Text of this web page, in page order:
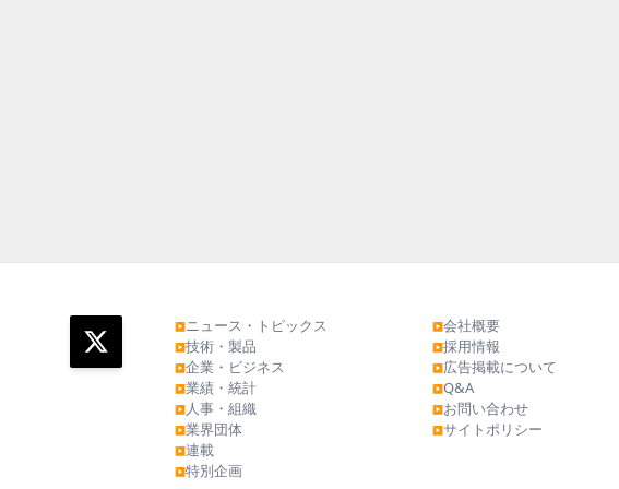
▶ニュース・トピックス
▶技術・製品
▶企業・ビジネス
▶業績・統計
▶人事・組織
▶業界団体
▶連載
▶特別企画
▶会社概要
▶採用情報
▶広告掲載について
▶Q&A
▶お問い合わせ
▶サイトポリシー